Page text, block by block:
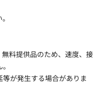
料提供品のため、速度、接
が発生する場合がありま